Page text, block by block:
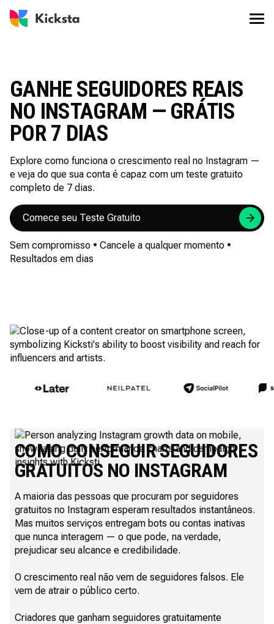
GANHE SEGUIDORES REAIS
NO INSTAGRAM — GRÁTIS
POR 7 DIAS
Explore como funciona o crescimento real no Instagram —
e veja do que sua conta é capaz com um teste gratuito
completo de 7 dias.
Comece seu Teste Gratuito
Sem compromisso • Cancele a qualquer momento •
Resultados em dias
COMO CONSEGUIR SEGUIDORES
GRATUITOS NO INSTAGRAM
A maioria das pessoas que procuram por seguidores
gratuitos no Instagram esperam resultados instantâneos.
Mas muitos serviços entregam bots ou contas inativas
que nunca interagem — o que pode, na verdade,
prejudicar seu alcance e credibilidade.
O crescimento real não vem de seguidores falsos. Ele
vem de atrair o público certo.
Criadores que ganham seguidores gratuitamente